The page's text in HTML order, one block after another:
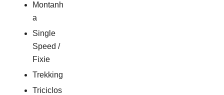
Montanh
a
Single
Speed /
Fixie
Trekking
Triciclos